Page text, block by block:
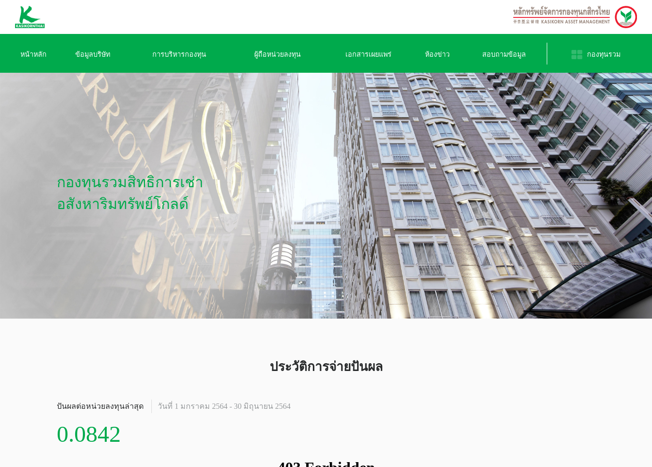
หน้าหลัก ข้อมูลบริษัท การบริหารกองทุน ผู้ถือหน่วยลงทุน เอกสารเผยแพร่ ห้องข่าว สอบถามข้อมูล กองทุนรวม
กองทุนรวมสิทธิการเช่า
อสังหาริมทรัพย์โกลด์
ประวัติการจ่ายปันผล
ปันผลต่อหน่วยลงทุนล่าสุด วันที่ 1 มกราคม 2564 - 30 มิถุนายน 2564
0.0842